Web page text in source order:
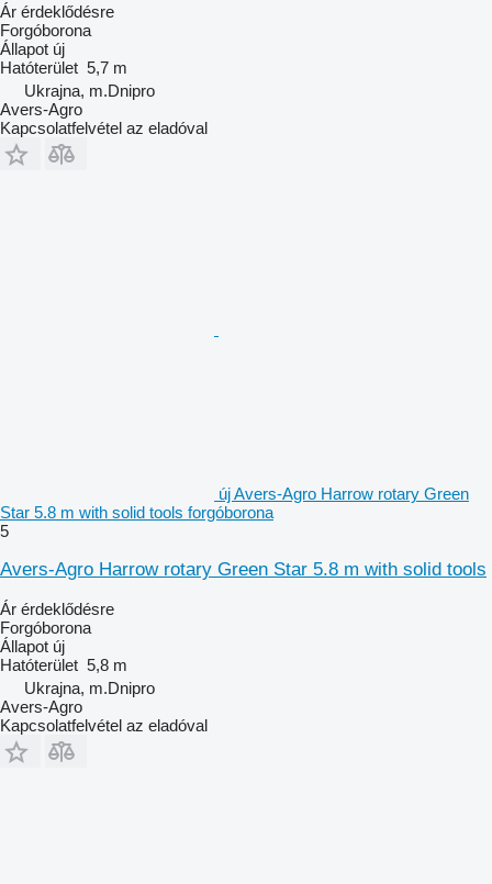
Ár érdeklődésre
Forgóborona
Állapot új
Hatóterület 5,7 m
Ukrajna, m.Dnipro
Avers-Agro
Kapcsolatfelvétel az eladóval
új Avers-Agro Harrow rotary Green
Star 5.8 m with solid tools forgóborona
5
Avers-Agro Harrow rotary Green Star 5.8 m with solid tools
Ár érdeklődésre
Forgóborona
Állapot új
Hatóterület 5,8 m
Ukrajna, m.Dnipro
Avers-Agro
Kapcsolatfelvétel az eladóval